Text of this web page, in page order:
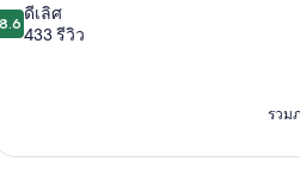
าก
ว
8.6 ดีเลิศ
433 รีวิว
รวม